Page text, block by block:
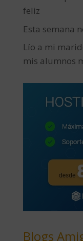
feliz
Esta semana
Lío a mi
mis alumnos
Blogs